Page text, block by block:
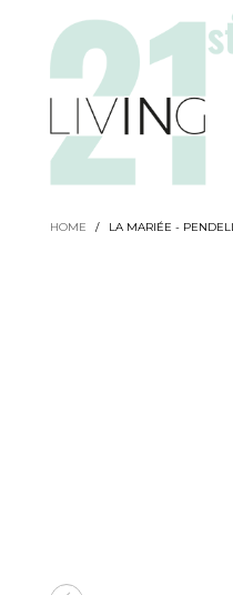
HOME / LA MARIÉE -